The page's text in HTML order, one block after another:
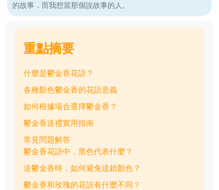
的故事，而我想當那個說故事的人。
重點摘要
什麼是鬱金香花語？
各種顏色鬱金香的花語意義
如何根據場合選擇鬱金香？
鬱金香送禮實用指南
常見問題解答
鬱金香花語中，黑色代表什麼？
送鬱金香時，如何避免送錯顏色？
鬱金香和玫瑰的花語有什麼不同？